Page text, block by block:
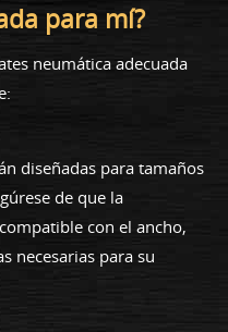
para mí?
neumática adecuada
diseñadas para tamaños
de que la
con el ancho,
necesarias para su